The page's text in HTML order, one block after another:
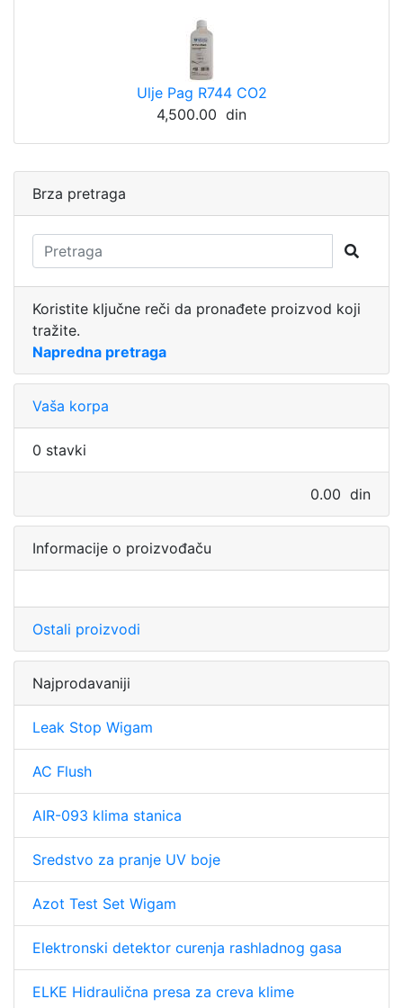
Ulje Pag R744 CO2
4,500.00 din
Brza pretraga
Koristite ključne reči da pronađete proizvod koji
tražite.
Napredna pretraga
Vaša korpa
0 stavki
0.00 din
Informacije o proizvođaču
Ostali proizvodi
Najprodavaniji
Leak Stop Wigam
AC Flush
AIR-093 klima stanica
Sredstvo za pranje UV boje
Azot Test Set Wigam
Elektronski detektor curenja rashladnog gasa
ELKE Hidraulična presa za creva klime